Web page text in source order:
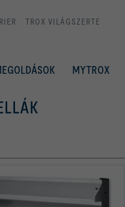
TROX VILÁGSZERTE
MYTROX